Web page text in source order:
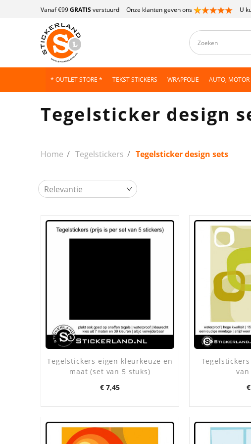
Vanaf €99GRATIS verstuurd Onze klanten geven ons U
* OUTLET STORE * TEKST STICKERS WRAPFOLIE AUTO, MOTOR
Tegelsticker design
Home Tegelstickers Tegelsticker design sets
Relevantie
Tegelstickers eigen kleurkeuze en
maat (set van 5 stuks)
Prijs
€ 7,45